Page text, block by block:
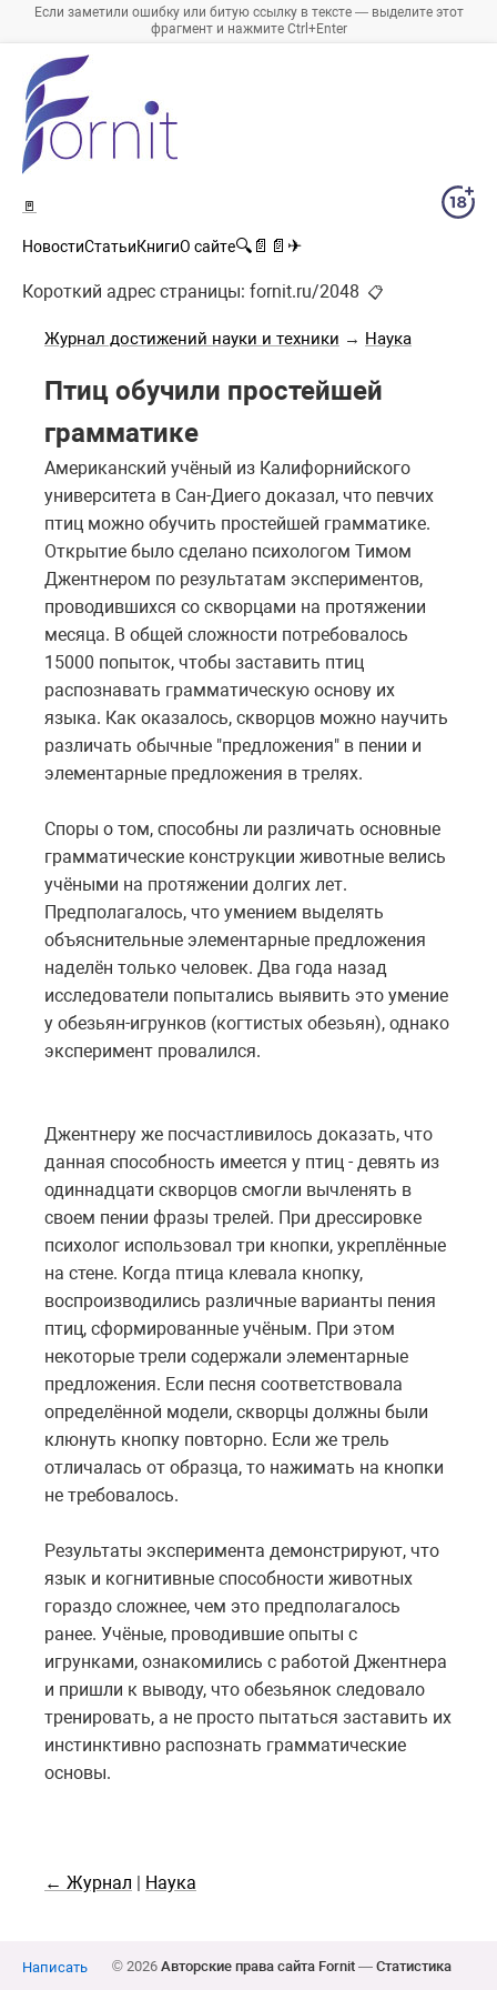
Если заметили ошибку или битую ссылку в тексте — выделите этот
фрагмент и нажмите Ctrl+Enter
🚪
НовостиСтатьиКнигиО сайте🔍 📄 📄 ✈
Короткий адрес страницы: fornit.ru/2048 📋
Журнал достижений науки и техники → Наука
Птиц обучили простейшей
грамматике
Американский учёный из Калифорнийского
университета в Сан-Диего доказал, что певчих
птиц можно обучить простейшей грамматике.
Открытие было сделано психологом Тимом
Джентнером по результатам экспериментов,
проводившихся со скворцами на протяжении
месяца. В общей сложности потребовалось
15000 попыток, чтобы заставить птиц
распознавать грамматическую основу их
языка. Как оказалось, скворцов можно научить
различать обычные "предложения" в пении и
элементарные предложения в трелях.
Споры о том, способны ли различать основные
грамматические конструкции животные велись
учёными на протяжении долгих лет.
Предполагалось, что умением выделять
объяснительные элементарные предложения
наделён только человек. Два года назад
исследователи попытались выявить это умение
у обезьян-игрунков (когтистых обезьян), однако
эксперимент провалился.
Джентнеру же посчастливилось доказать, что
данная способность имеется у птиц - девять из
одиннадцати скворцов смогли вычленять в
своем пении фразы трелей. При дрессировке
психолог использовал три кнопки, укреплённые
на стене. Когда птица клевала кнопку,
воспроизводились различные варианты пения
птиц, сформированные учёным. При этом
некоторые трели содержали элементарные
предложения. Если песня соответствовала
определённой модели, скворцы должны были
клюнуть кнопку повторно. Если же трель
отличалась от образца, то нажимать на кнопки
не требовалось.
Результаты эксперимента демонстрируют, что
язык и когнитивные способности животных
гораздо сложнее, чем это предполагалось
ранее. Учёные, проводившие опыты с
игрунками, ознакомились с работой Джентнера
и пришли к выводу, что обезьянок следовало
тренировать, а не просто пытаться заставить их
инстинктивно распознать грамматические
основы.
← Журнал | Наука
Написать © 2026 Авторские права сайта Fornit— Статистика